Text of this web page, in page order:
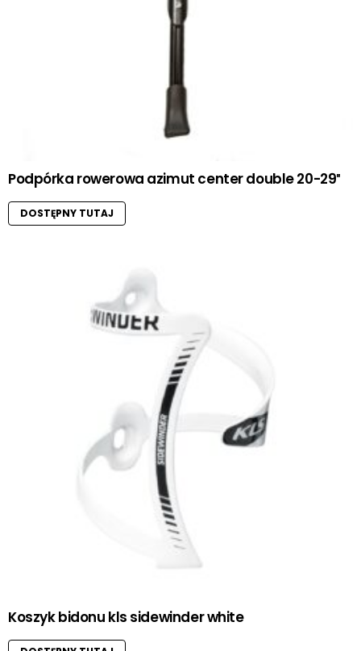
Podpórka rowerowa azimut center double 20-29″
DOSTĘPNY TUTAJ
Koszyk bidonu kls sidewinder white